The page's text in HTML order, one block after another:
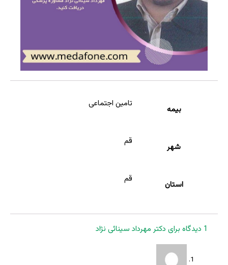
بیمه
تامین اجتماعی
شهر
قم
استان
قم
1 دیدگاه برای دکتر مهرداد سینائی نژاد